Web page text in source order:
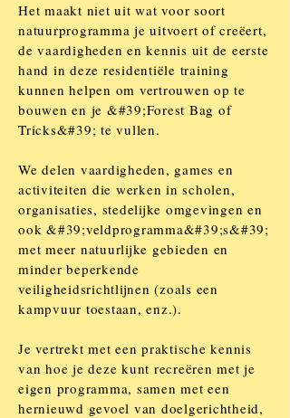
Het maakt niet uit wat voor soort
natuurprogramma je uitvoert of creëert,
de vaardigheden en kennis uit de eerste
hand in deze residentiële training
kunnen helpen om vertrouwen op te
bouwen en je &#39;Forest Bag of
Tricks&#39; te vullen.
We delen vaardigheden, games en
activiteiten die werken in scholen,
organisaties, stedelijke omgevingen en
ook &#39;veldprogramma&#39;s&#39;
met meer natuurlijke gebieden en
minder beperkende
veiligheidsrichtlijnen (zoals een
kampvuur toestaan, enz.).
Je vertrekt met een praktische kennis
van hoe je deze kunt recreëren met je
eigen programma, samen met een
hernieuwd gevoel van doelgerichtheid,